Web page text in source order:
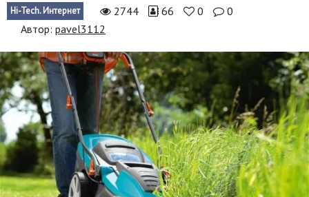
Происшествия
Россия
Наука и техника
Политика
Образование
В мире
Hi-Tech. Интернет 2744 66 0
0
Автор: pavel3112